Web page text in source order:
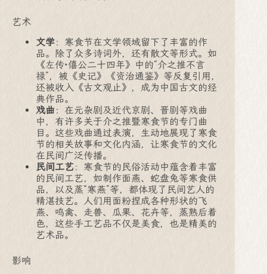
艺术
文学：寒食节在文学领域留下了丰富的作
品。除了众多诗词外，还有散文等形式。如
《左传·僖公二十四年》中的“介之推不言
禄”，被《史记》《资治通鉴》等反复引用，
还被收入《古文观止》，成为中国古文的经
典作品。
戏曲 ：在元杂剧及近代京剧、晋剧等戏曲
中，有许多关于介之推暨寒食节的专门曲
目。这些戏曲通过表演，生动地展现了寒食
节的相关故事和文化内涵，让寒食节的文化
在民间广泛传播。
民间工艺：寒食节的民俗活动中蕴含着丰富
的民间工艺，如制作面燕、蛇盘兔等寒食供
品，以及蒸“寒燕”等，都体现了民间艺人的
精湛技艺。人们用面粉捏成各种形状的飞
燕、鸣禽、走兽、瓜果、花卉等，蒸熟后着
色，这些手工艺品不仅是美食，也是精美的
艺术品。
影响